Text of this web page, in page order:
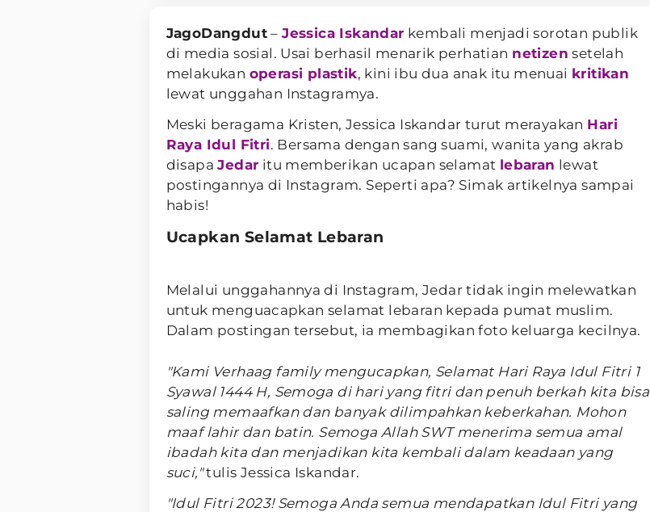
JagoDangdut–Jessica Iskandar kembali menjadi sorotan publik
di media sosial. Usai berhasil menarik perhatian netizen setelah
melakukan operasi plastik, kini ibu dua anak itu menuai kritikan
lewat unggahan Instagramya.
Meski beragama Kristen, Jessica Iskandar turut merayakan Hari
Raya Idul Fitri. Bersama dengan sang suami, wanita yang akrab
disapaJedar itu memberikan ucapan selamat lebaran lewat
postingannya di Instagram. Seperti apa? Simak artikelnya sampai
habis!
Ucapkan Selamat Lebaran
Melalui unggahannya di Instagram, Jedar tidak ingin melewatkan
untuk menguacapkan selamat lebaran kepada pumat muslim.
Dalam postingan tersebut, ia membagikan foto keluarga kecilnya.
"Kami Verhaag family mengucapkan, Selamat Hari Raya Idul Fitri 1
Syawal 1444 H, Semoga di hari yang fitri dan penuh berkah kita bisa
saling memaafkan dan banyak dilimpahkan keberkahan. Mohon
maaf lahir dan batin. Semoga Allah SWT menerima semua amal
ibadah kita dan menjadikan kita kembali dalam keadaan yang
suci,"tulis Jessica Iskandar.
"Idul Fitri 2023! Semoga Anda semua mendapatkan Idul Fitri yang